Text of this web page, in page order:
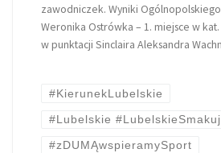
zawodniczek. Wyniki
Weronika Ostrówka – 1. miejsce w
w punktacji Sinclaira Aleksandra
#KierunekLubelskie
#Lubelskie
#zDUMĄwspieramySport